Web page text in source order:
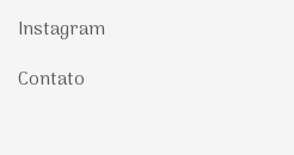
Instagram
Contato